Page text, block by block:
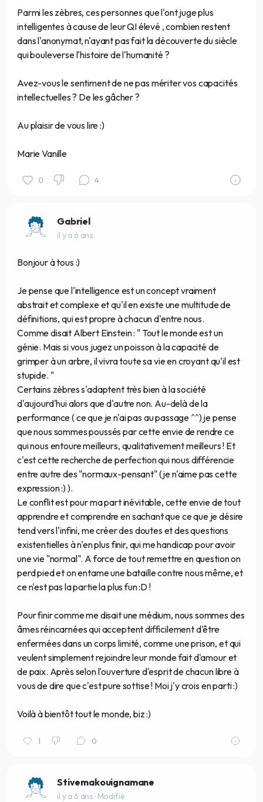
Parmi les zèbres, ces personnes que l'ont juge plus
intelligentes à cause de leur QI élevé , combien restent
dans l'anonymat, n'ayant pas fait la découverte du siècle
qui bouleverse l'histoire de l'humanité ?
Avez-vous le sentiment de ne pas mériter vos capacités
intellectuelles ? De les gâcher ?
Au plaisir de vous lire :)
Marie Vanille
0 4
Gabriel
il y a 6 ans
Bonjour à tous :)
Je pense que l'intelligence est un concept vraiment
abstrait et complexe et qu'il en existe une multitude de
définitions, qui est propre à chacun d'entre nous.
Comme disait Albert Einstein : " Tout le monde est un
génie. Mais si vous jugez un poisson à la capacité de
grimper à un arbre, il vivra toute sa vie en croyant qu'il est
stupide. "
Certains zèbres s'adaptent très bien à la société
d'aujourd'hui alors que d'autre non. Au-delà de la
performance ( ce que je n'ai pas au passage ^^) je pense
que nous sommes poussés par cette envie de rendre ce
qui nous entoure meilleurs, qualitativement meilleurs ! Et
c'est cette recherche de perfection qui nous différencie
entre autre des "normaux-pensant" (je n'aime pas cette
expression :) ).
Le conflit est pour ma part inévitable, cette envie de tout
apprendre et comprendre en sachant que ce que je désire
tend vers l'infini, me créer des doutes et des questions
existentielles à n'en plus finir, qui me handicap pour avoir
une vie "normal". A force de tout remettre en question on
perd pied et on entame une bataille contre nous même, et
ce n'est pas la partie la plus fun :D !
Pour finir comme me disait une médium, nous sommes des
âmes réincarnées qui acceptent difficilement d'être
enfermées dans un corps limité, comme une prison, et qui
veulent simplement rejoindre leur monde fait d'amour et
de paix. Après selon l'ouverture d'esprit de chacun libre à
vous de dire que c'est pure sottise ! Moi j'y crois en parti :)
Voilà à bientôt tout le monde, biz :)
1 0
Stivemakouignamane
il y a 6 ans · Modifié